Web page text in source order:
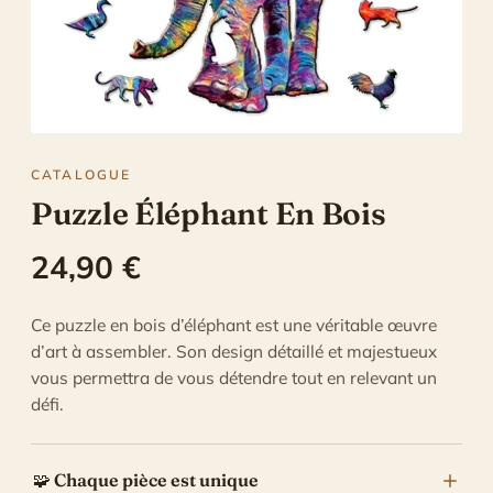
Puzzle 3D En Bois
Puzzle En Bois Bébé
Nous contacter
CATALOGUE
Puzzle Éléphant En Bois
24,90 €
Ce puzzle en bois d’éléphant est une véritable œuvre
d’art à assembler. Son design détaillé et majestueux
vous permettra de vous détendre tout en relevant un
défi.
🧩 Chaque pièce est unique